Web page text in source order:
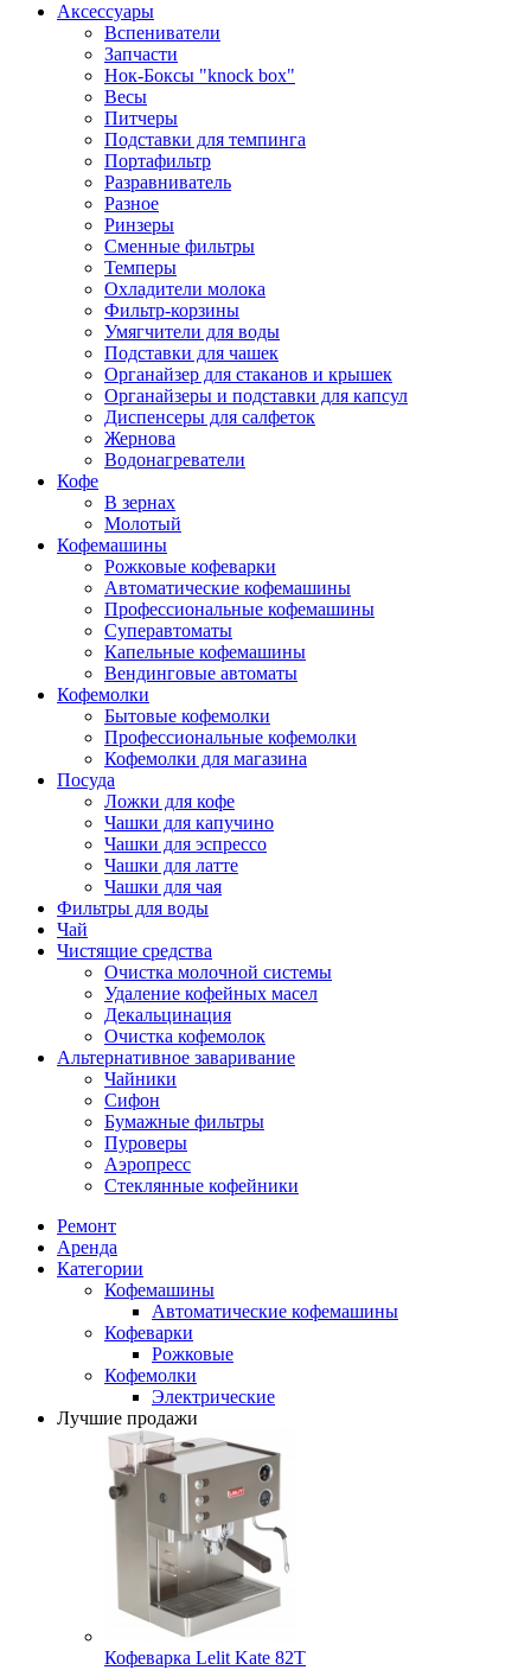
Аксессуары
Вспениватели
Запчасти
Нок-Боксы "knock box"
Весы
Питчеры
Подставки для темпинга
Портафильтр
Разравниватель
Разное
Ринзеры
Сменные фильтры
Темперы
Охладители молока
Фильтр-корзины
Умягчители для воды
Подставки для чашек
Органайзер для стаканов и крышек
Органайзеры и подставки для капсул
Диспенсеры для салфеток
Жернова
Водонагреватели
Кофе
В зернах
Молотый
Кофемашины
Рожковые кофеварки
Автоматические кофемашины
Профессиональные кофемашины
Суперавтоматы
Капельные кофемашины
Вендинговые автоматы
Кофемолки
Бытовые кофемолки
Профессиональные кофемолки
Кофемолки для магазина
Посуда
Ложки для кофе
Чашки для капучино
Чашки для эспрессо
Чашки для латте
Чашки для чая
Фильтры для воды
Чай
Чистящие средства
Очистка молочной системы
Удаление кофейных масел
Декальцинация
Очистка кофемолок
Альтернативное заваривание
Чайники
Сифон
Бумажные фильтры
Пуроверы
Аэропресс
Стеклянные кофейники
Ремонт
Аренда
Категории
Кофемашины
Автоматические кофемашины
Кофеварки
Рожковые
Кофемолки
Электрические
Лучшие продажи
Кофеварка Lelit Kate 82T